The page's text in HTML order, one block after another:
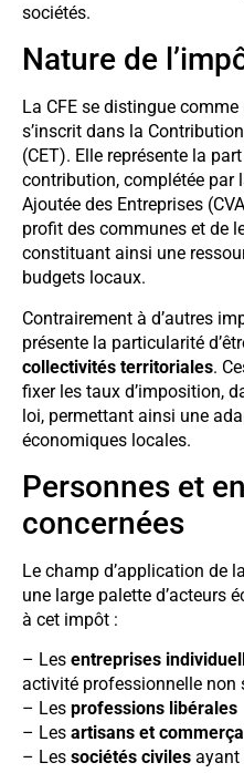
sociétés.
Nature de
La CFE se distingue comme
s’inscrit dans la
(CET). Elle représente la
contribution, complétée par
Ajoutée des Entreprises
profit des communes et de
constituant ainsi une
budgets locaux.
Contrairement à d’autres
présente la particularité
collectivités territoriales.
fixer les taux d’imposition,
loi, permettant ainsi une
économiques locales.
Personnes et
concernées
Le champ d’application de
une large palette d’acteurs
à cet impôt :
– Les entreprises
activité professionnelle non
– Les professions libérales
– Les artisans et
– Les sociétés civiles ayant